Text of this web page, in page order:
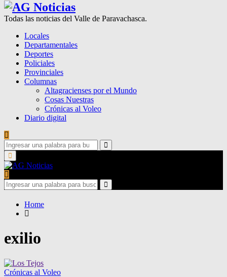
Todas las noticias del Valle de Paravachasca.
Locales
Departamentales
Deportes
Policiales
Provinciales
Columnas
Altagracienses por el Mundo
Cosas Nuestras
Crónicas al Voleo
Diario digital
Search
for:
Search
Primary
Menu
Search
for:
Search
Home
exilio
Crónicas al Voleo